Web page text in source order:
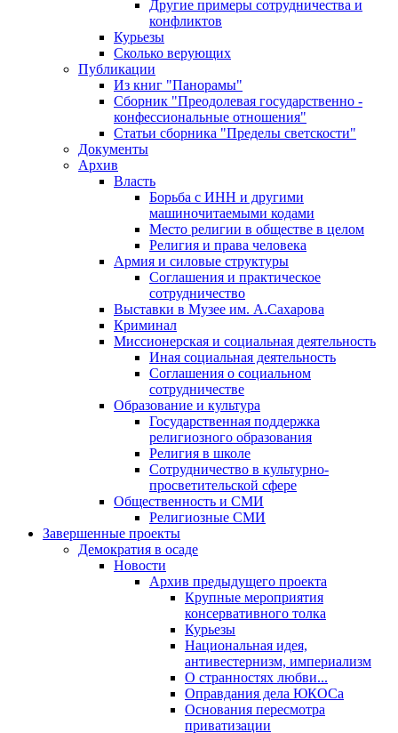
Другие примеры сотрудничества и
конфликтов
Курьезы
Сколько верующих
Публикации
Из книг "Панорамы"
Сборник "Преодолевая государственно -
конфессиональные отношения"
Статьи сборника "Пределы светскости"
Документы
Архив
Власть
Борьба с ИНН и другими
машиночитаемыми кодами
Место религии в обществе в целом
Религия и права человека
Армия и силовые структуры
Соглашения и практическое
сотрудничество
Выставки в Музее им. А.Сахарова
Криминал
Миссионерская и социальная деятельность
Иная социальная деятельность
Соглашения о социальном
сотрудничестве
Образование и культура
Государственная поддержка
религиозного образования
Религия в школе
Сотрудничество в культурно-
просветительской сфере
Общественность и СМИ
Религиозные СМИ
Завершенные проекты
Демократия в осаде
Новости
Архив предыдущего проекта
Крупные мероприятия
консервативного толка
Курьезы
Национальная идея,
антивестернизм, империализм
О странностях любви...
Оправдания дела ЮКОСа
Основания пересмотра
приватизации